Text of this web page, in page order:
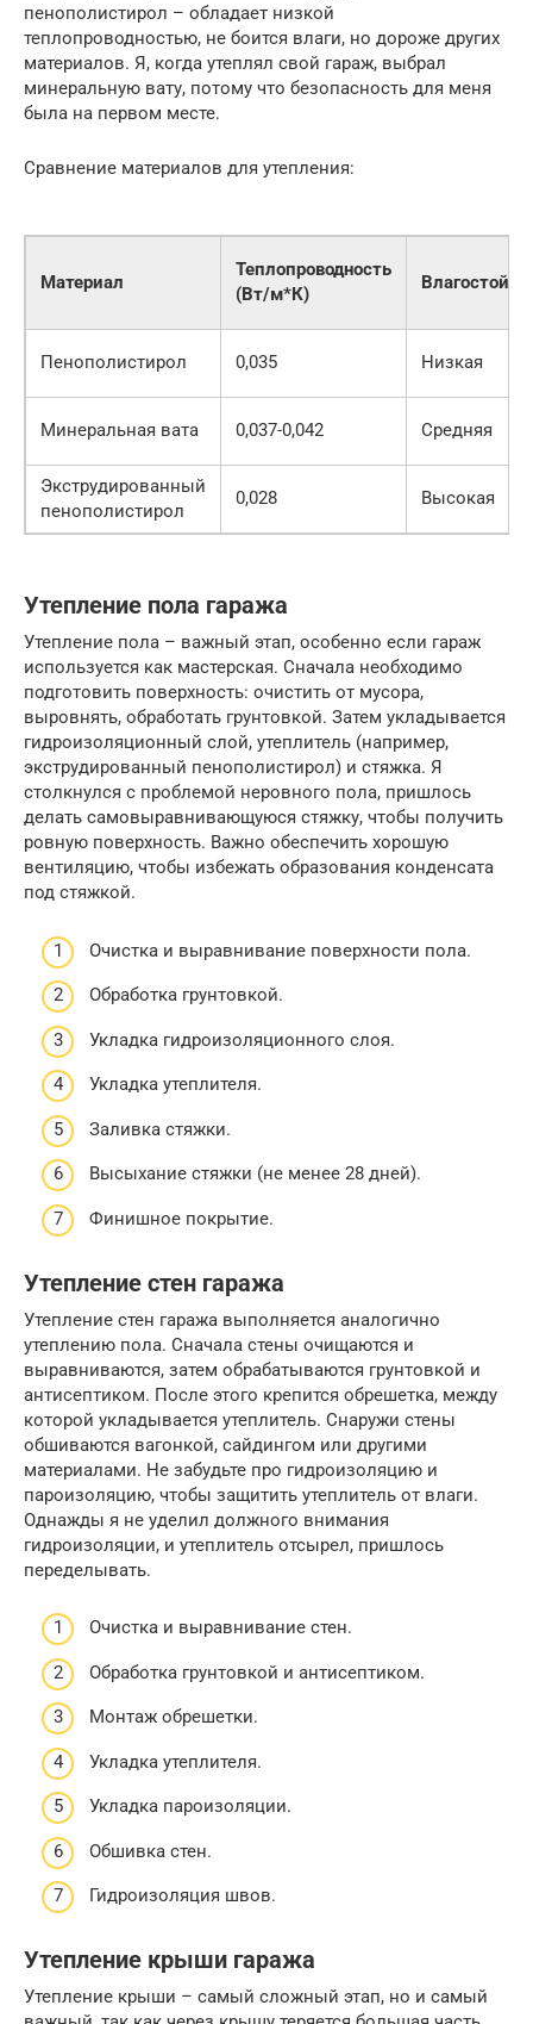
пенополистирол – обладает низкой
теплопроводностью, не боится влаги, но дороже других
материалов. Я, когда утеплял свой гараж, выбрал
минеральную вату, потому что безопасность для меня
была на первом месте.
Сравнение материалов для утепления:
Материал
Теплопроводность
(Вт/м*К)
Пенополистирол 0,035 Низкая
Минеральная вата 0,037-0,042 Средняя
Экструдированный
пенополистирол
0,028 Высокая
Утепление пола гаража
Утепление пола – важный этап, особенно если гараж
используется как мастерская. Сначала необходимо
подготовить поверхность: очистить от мусора,
выровнять, обработать грунтовкой. Затем укладывается
гидроизоляционный слой, утеплитель (например,
экструдированный пенополистирол) и стяжка. Я
столкнулся с проблемой неровного пола, пришлось
делать самовыравнивающуюся стяжку, чтобы получить
ровную поверхность. Важно обеспечить хорошую
вентиляцию, чтобы избежать образования конденсата
под стяжкой.
Очистка и выравнивание поверхности пола.
Обработка грунтовкой.
Укладка гидроизоляционного слоя.
Укладка утеплителя.
Заливка стяжки.
Высыхание стяжки (не менее 28 дней).
Финишное покрытие.
Утепление стен гаража
Утепление стен гаража выполняется аналогично
утеплению пола. Сначала стены очищаются и
выравниваются, затем обрабатываются грунтовкой и
антисептиком. После этого крепится обрешетка, между
которой укладывается утеплитель. Снаружи стены
обшиваются вагонкой, сайдингом или другими
материалами. Не забудьте про гидроизоляцию и
пароизоляцию, чтобы защитить утеплитель от влаги.
Однажды я не уделил должного внимания
гидроизоляции, и утеплитель отсырел, пришлось
переделывать.
Очистка и выравнивание стен.
Обработка грунтовкой и антисептиком.
Монтаж обрешетки.
Укладка утеплителя.
Укладка пароизоляции.
Обшивка стен.
Гидроизоляция швов.
Утепление крыши гаража
Утепление крыши – самый сложный этап, но и самый